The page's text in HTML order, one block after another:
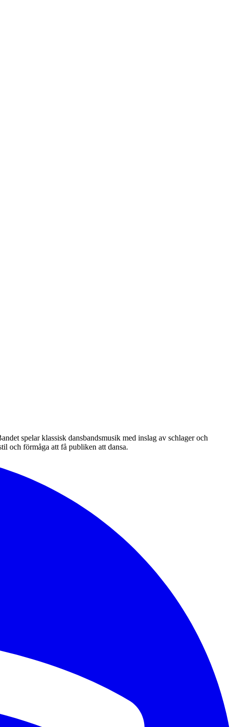
spelar klassisk dansbandsmusik med inslag av schlager och
och förmåga att få publiken att dansa.